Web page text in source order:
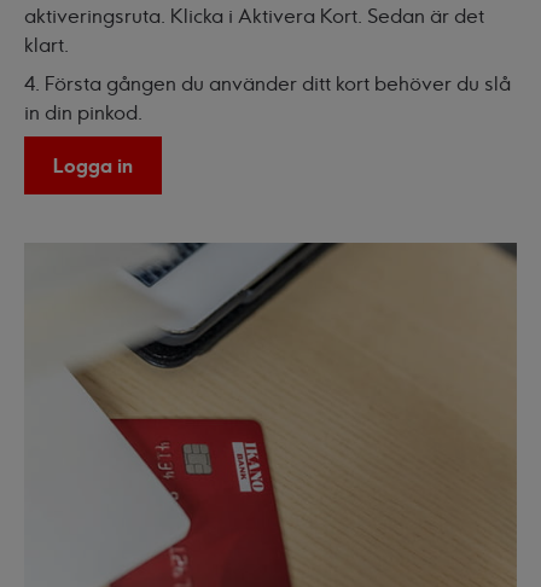
aktiveringsruta. Klicka i Aktivera Kort. Sedan är det
klart.
4. Första gången du använder ditt kort behöver du slå
in din pinkod.
Logga in